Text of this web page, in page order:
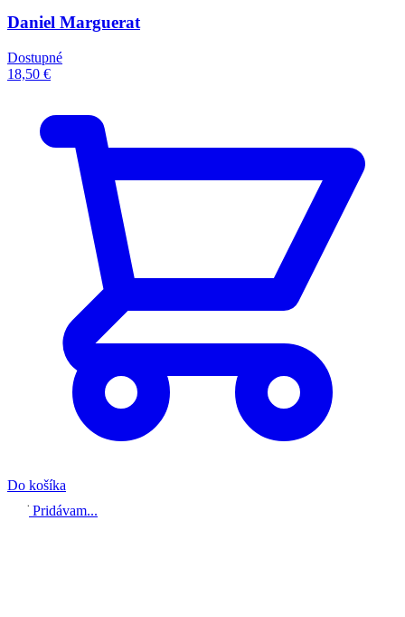
Daniel Marguerat
Dostupné
18,50 €
Do košíka
Pridávam...